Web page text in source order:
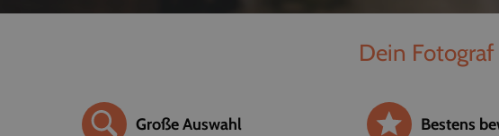
Dein
Große Auswahl Bestens